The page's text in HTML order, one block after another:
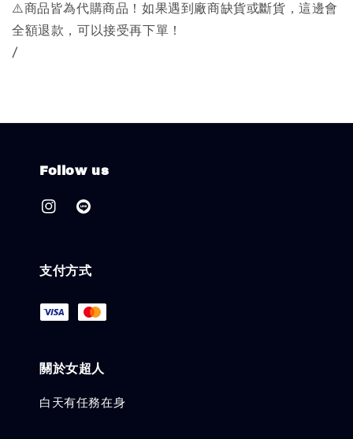
⚠️商品皆為代購商品！如果遇到廠商缺貨或斷貨，這邊會
全額退款，可以接受再下單！
/
Follow us
支付方式
關於女超人
白天有任務在身